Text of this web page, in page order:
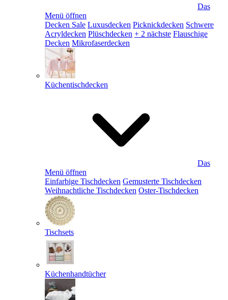
Das
Menü öffnen
Decken Sale Luxusdecken Picknickdecken Schwere
Acryldecken Plüschdecken + 2 nächste Flauschige
Decken Mikrofaserdecken
Küchentischdecken
Das
Menü öffnen
Einfarbige Tischdecken Gemusterte Tischdecken
Weihnachtliche Tischdecken Oster-Tischdecken
Tischsets
Küchenhandtücher